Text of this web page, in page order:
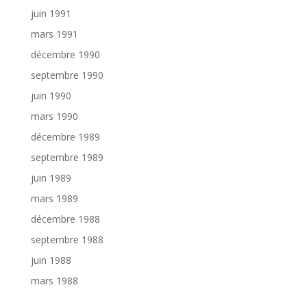
juin 1991
mars 1991
décembre 1990
septembre 1990
juin 1990
mars 1990
décembre 1989
septembre 1989
juin 1989
mars 1989
décembre 1988
septembre 1988
juin 1988
mars 1988